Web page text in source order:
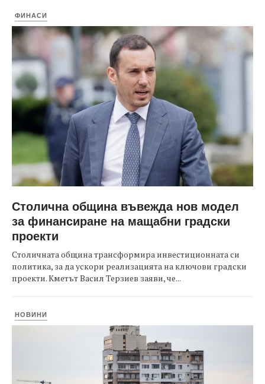
ФИНАСИ
Столична община въвежда нов модел
за финансиране на мащабни градски
проекти
Столичната община трансформира инвестиционната си
политика, за да ускори реализацията на ключови градски
проекти. Кметът Васил Терзиев заяви, че...
НОВИНИ